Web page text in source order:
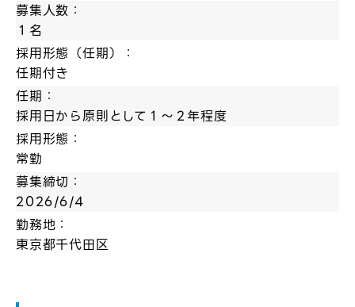
募集人数：
１名
採用形態（任期）：
任期付き
任期：
採用日から原則として１～２年程度
採用形態：
常勤
募集締切：
2026/6/4
勤務地：
東京都千代田区